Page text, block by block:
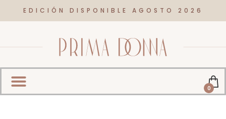
EDICIÓN DISPONIBLE AGOSTO 2026
0